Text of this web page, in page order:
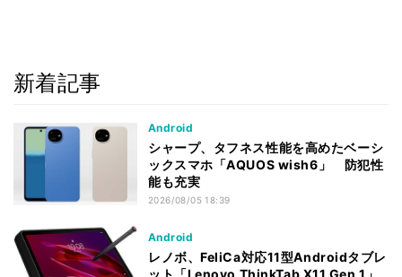
新着記事
Android
シャープ、タフネス性能を高めたベーシ
ックスマホ「AQUOS wish6」 防犯性
能も充実
2026/08/05 18:39
Android
レノボ、FeliCa対応11型Androidタブレ
ット「Lenovo ThinkTab X11 Gen 1」